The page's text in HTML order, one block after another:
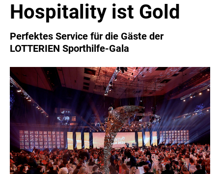
COCA-COLA
COCA-COLA HBC ÖSTERREICH
RÖMERQUELLE
ÖSTERREICHISCHE SPORTHILFE
KESCH
BARFLY'S CLUB
SPORTS MEDIA AUSTRIA
CULINARIUS
RECYCLEMICH-INITIATIVE
VIER HOCH VIER
ALFIES
HANNERSBERG
Hospitality ist Gold
Perfektes Service für die Gäste der
LOTTERIEN Sporthilfe-Gala